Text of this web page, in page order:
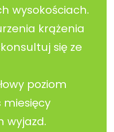
wysokościach.
krążenia
się ze
poziom
miesięcy
wyjazd.